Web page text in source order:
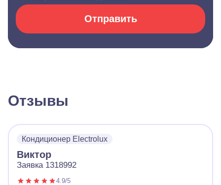
Отправить
Отзывы
Кондиционер Electrolux
Виктор
Заявка 1318992
4.9/5